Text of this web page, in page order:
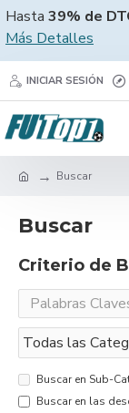
Hasta 39% de
Más Detalles
INICIAR SESIÓN
Buscar
Buscar
Criterio de
Buscar en Sub-
Buscar en las